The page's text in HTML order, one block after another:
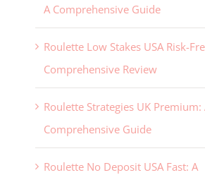
A Comprehensive Guide
Roulette Low Stakes USA Risk-
Comprehensive Review
Roulette Strategies UK Premium:
Comprehensive Guide
Roulette No Deposit USA Fast: A